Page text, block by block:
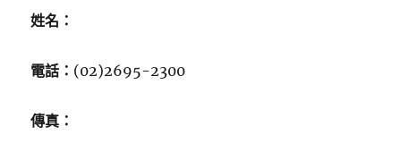
姓名：
電話： (02)2695-2300
傳真：